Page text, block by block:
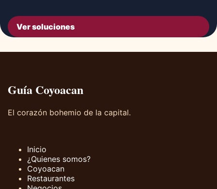
Ver soluciones
Guía Coyoacan
El corazón bohemio de la capital.
Inicio
¿Quienes somos?
Coyoacan
Restaurantes